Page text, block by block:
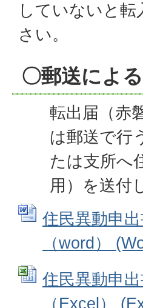
していないと
さい。
〇郵送によ
転出届（赤
は郵送で行
たは支所へ
用）を送付
住民異動申
（word）
住民異動申
（Excel）